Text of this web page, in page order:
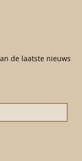
de laatste nieuws